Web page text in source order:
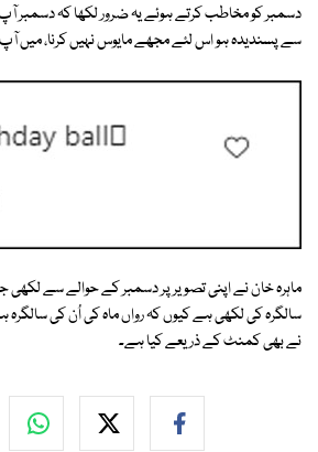
دسمبر کو مخاطب کرتے ہوئے یہ ضرور لکھا کہ دسمبر
سے پسندیدہ ہو اس لئے مجھے مایوس نہیں کرنا، میں آپ
ماہرہ خان نے اپنی تصویر پر دسمبر کے حوالے سے لکھی
سالگرہ کی لکھی ہے کیوں کہ رواں ماہ کی اُن کی
نے بھی کمنٹ کے ذریعے کیا ہے۔